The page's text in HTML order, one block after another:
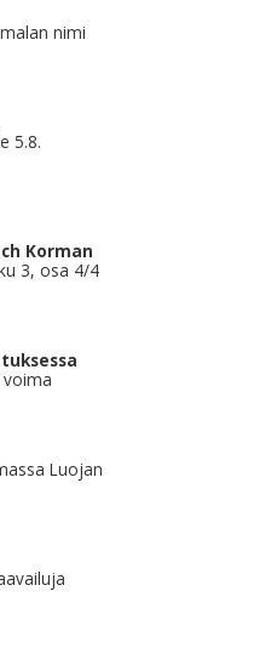
nimi
5.8.
Korman
3, osa 4/4
voima
Luojan